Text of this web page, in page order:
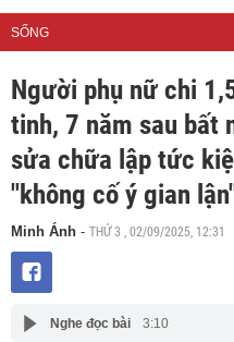
SỐNG
Người phụ nữ chi
tinh, 7 năm sau bất
sửa chữa lập tức
"không cố ý gian
Minh Ánh - THỨ 3 , 02/09/2025, 12:31
Nghe đọc bài 3:10